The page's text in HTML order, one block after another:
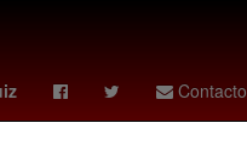
Contacto